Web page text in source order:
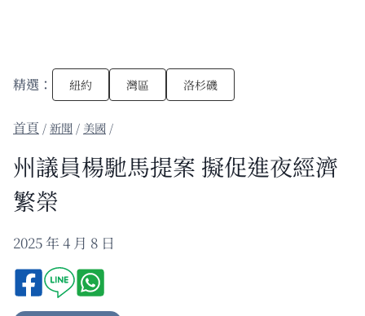
精選： 紐約 灣區 洛杉磯
/新聞 / 美國 /
州議員楊馳馬提案 擬促進夜經濟
繁榮
2025 年 4 月 8 日